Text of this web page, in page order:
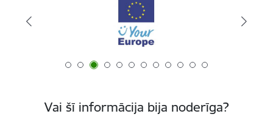
Vai šī informācija bija noderīga?